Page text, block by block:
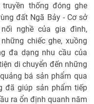
thống đóng ghe
đất Ngã Bảy - Cơ sở
nghề của gia đình,
chiếc ghe, xuồng
đa dạng nhu cầu của
di chuyển đến những
bá sản phẩm qua
đã giúp sản phẩm tiếp
ra ổn định quanh năm